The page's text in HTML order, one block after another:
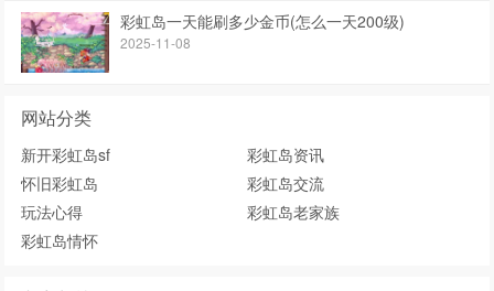
彩虹岛一天能刷多少金币(怎么一天200级)
2025-11-08
网站分类
新开彩虹岛sf
彩虹岛资讯
怀旧彩虹岛
彩虹岛交流
玩法心得
彩虹岛老家族
彩虹岛情怀